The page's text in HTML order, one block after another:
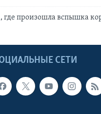
где произошла вспышка
СЕТИ